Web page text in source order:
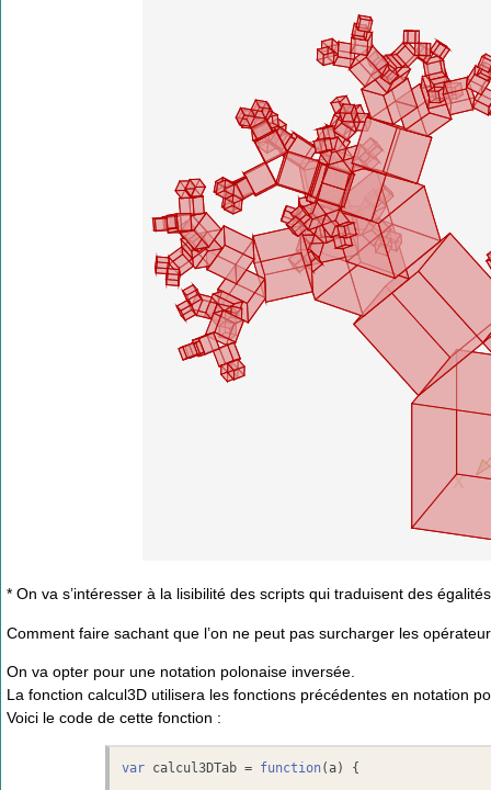
* On va s’intéresser à la lisibilité des scripts qui traduisent des
Comment faire sachant que l’on ne peut pas surcharger les
On va opter pour une notation polonaise inversée.
La fonction calcul3D utilisera les fonctions précédentes en notation
Voici le code de cette fonction :
var calcul3DTab = function(a) {